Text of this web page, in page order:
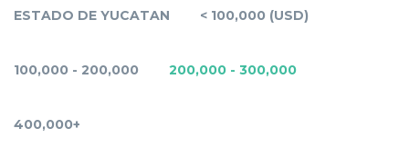
ESTADO DE YUCATAN < 100,000 (USD)
100,000 - 200,000 200,000 - 300,000
400,000+